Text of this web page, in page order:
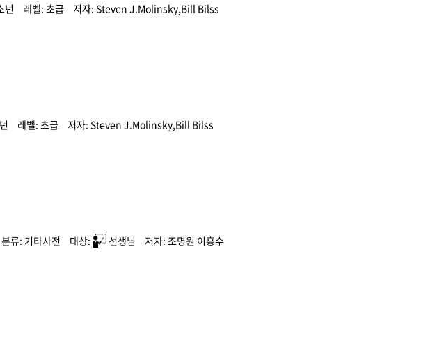
년 초급
Steven J.Molinsky,Bill Bilss
초급
Steven J.Molinsky,Bill Bilss
기타사전 선생님
조명원 이흥수